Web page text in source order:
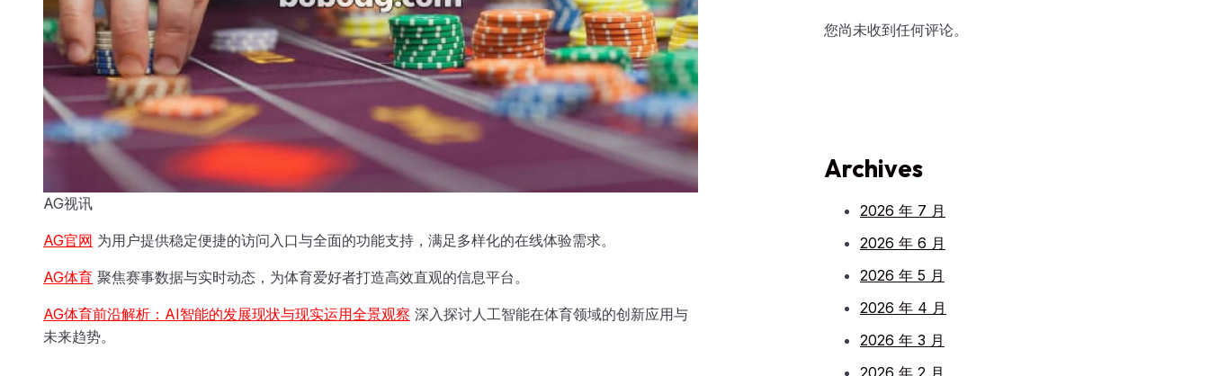
AG视讯
AG官网 为用户提供稳定便捷的访问入口与全面的功能支持，满足多样化的在线体验需求。
AG体育 聚焦赛事数据与实时动态，为体育爱好者打造高效直观的信息平台。
AG体育前沿解析：AI智能的发展现状与现实运用全景观察 深入探讨人工智能在体育领域的创新应用与
未来趋势。
您尚未收到任何评论。
Archives
2026 年 7 月
2026 年 6 月
2026 年 5 月
2026 年 4 月
2026 年 3 月